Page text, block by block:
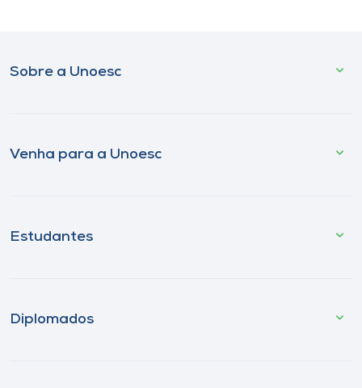
Sobre a Unoesc
Venha para a Unoesc
Estudantes
Diplomados